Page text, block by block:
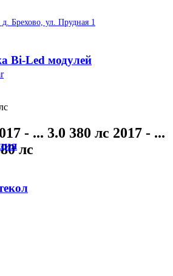
Брехово, ул. Прудная 1
Bi-Led модулей
- ... 3.0 380 лс 2017 - ...
лс